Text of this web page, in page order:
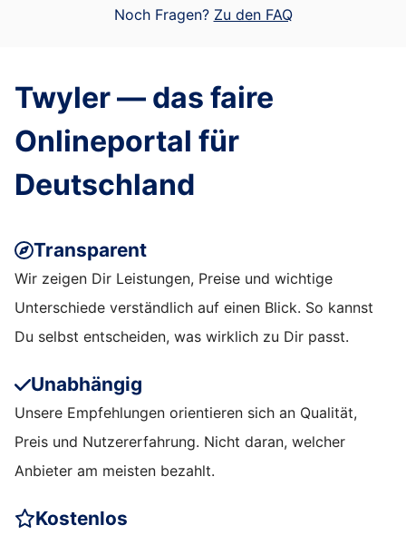
Noch Fragen? Zu den FAQ
Twyler — das faire
Onlineportal für
Deutschland
Transparent
Wir zeigen Dir Leistungen, Preise und wichtige
Unterschiede verständlich auf einen Blick. So kannst
Du selbst entscheiden, was wirklich zu Dir passt.
Unabhängig
Unsere Empfehlungen orientieren sich an Qualität,
Preis und Nutzererfahrung. Nicht daran, welcher
Anbieter am meisten bezahlt.
Kostenlos